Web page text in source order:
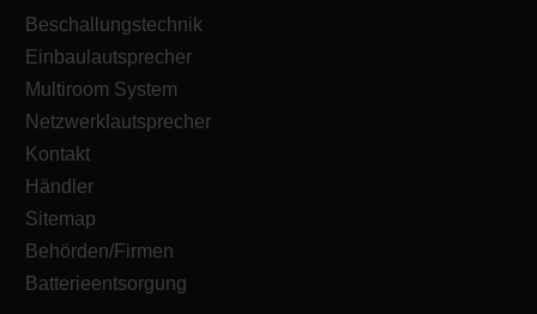
Beschallungstechnik
Einbaulautsprecher
Multiroom System
Netzwerklautsprecher
Kontakt
Händler
Sitemap
Behörden/Firmen
Batterieentsorgung